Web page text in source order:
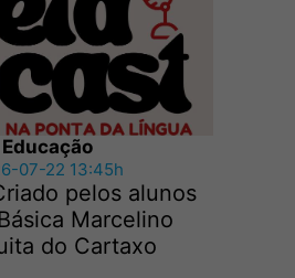
Educação
07-22 13:45h
pelos alunos
Marcelino
do Cartaxo